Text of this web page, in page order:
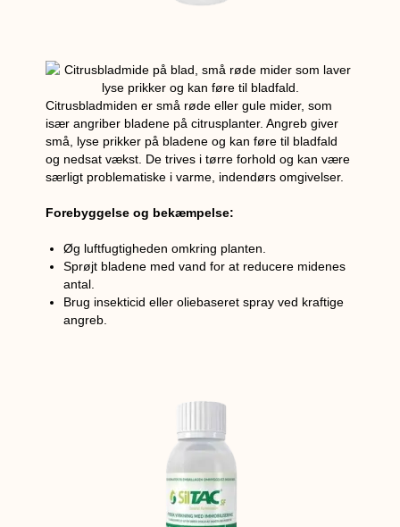
Citrusbladmiden er små røde eller gule mider, som
især angriber bladene på citrusplanter. Angreb giver
små, lyse prikker på bladene og kan føre til bladfald
og nedsat vækst. De trives i tørre forhold og kan være
særligt problematiske i varme, indendørs omgivelser.
Forebyggelse og bekæmpelse:
Øg luftfugtigheden omkring planten.
Sprøjt bladene med vand for at reducere midenes
antal.
Brug insekticid eller oliebaseret spray ved kraftige
angreb.